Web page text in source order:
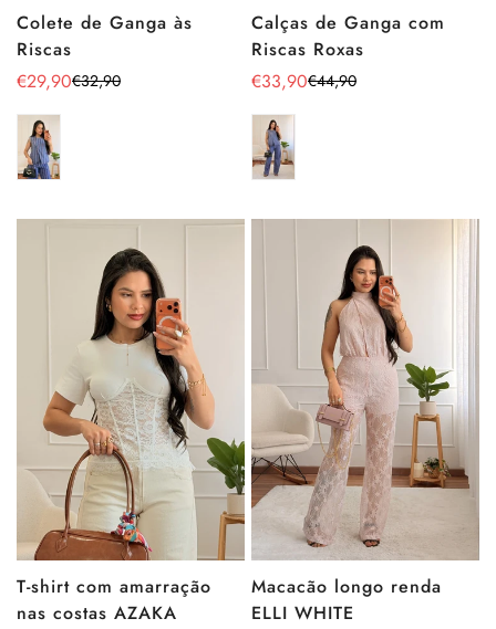
Colete de Ganga às
Riscas
Preço
de
venda
€29,90
Preço
regular
€32,90
Calças de Ganga com
Riscas Roxas
Preço
de
venda
€33,90
Preço
regular
€44,90
T-shirt com amarração
nas costas AZAKA
Macacão longo renda
ELLI WHITE